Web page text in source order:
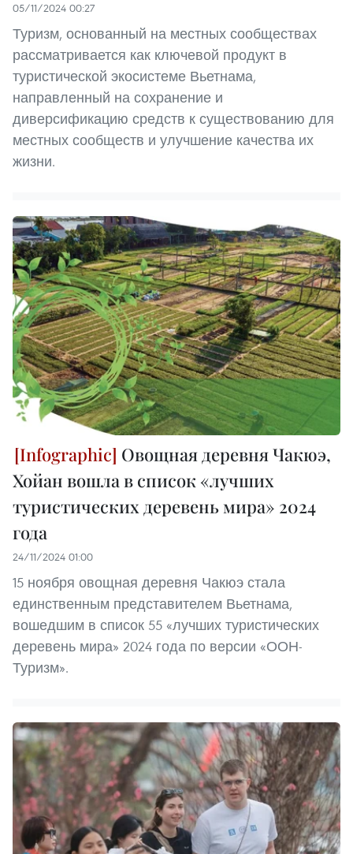
05/11/2024 00:27
Туризм, основанный на местных сообществах
рассматривается как ключевой продукт в
туристической экосистеме Вьетнама,
направленный на сохранение и
диверсификацию средств к существованию для
местных сообществ и улучшение качества их
жизни.
Овощная деревня Чакюэ,
Хойан вошла в список «лучших
туристических деревень мира» 2024
года
24/11/2024 01:00
15 ноября овощная деревня Чакюэ стала
единственным представителем Вьетнама,
вошедшим в список 55 «лучших туристических
деревень мира» 2024 года по версии «ООН-
Туризм».